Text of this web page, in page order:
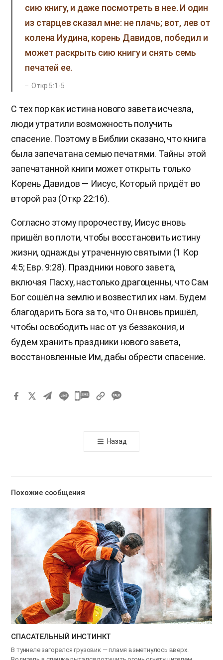
сию книгу, и даже посмотреть в нее. И один
из старцев сказал мне: не плачь; вот, лев от
колена Иудина, корень Давидов, победил и
может раскрыть сию книгу и снять семь
печатей ее.
Откр 5:1-5
С тех пор как истина нового завета исчезла,
люди утратили возможность получить
спасение. Поэтому в Библии сказано, что книга
была запечатана семью печатями. Тайны этой
запечатанной книги может открыть только
Корень Давидов — Иисус, Который придёт во
второй раз (Откр 22:16).
Согласно этому пророчеству, Иисус вновь
пришёл во плоти, чтобы восстановить истину
жизни, однажды утраченную святыми (1 Кор
4:5; Евр. 9:28). Праздники нового завета,
включая Пасху, настолько драгоценны, что Сам
Бог сошёл на землю и возвестил их нам. Будем
благодарить Бога за то, что Он вновь пришёл,
чтобы освободить нас от уз беззакония, и
будем хранить праздники нового завета,
восстановленные Им, дабы обрести спасение.
카
톡
공
기
Назад
Похожие сообщения
СПАСАТЕЛЬНЫЙ ИНСТИНКТ
В туннеле загорелся грузовик — пламя взметнулось вверх.